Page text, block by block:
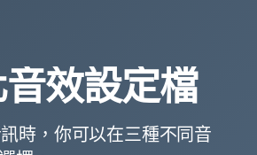
效設定檔
訊時，你可以在三種不同音